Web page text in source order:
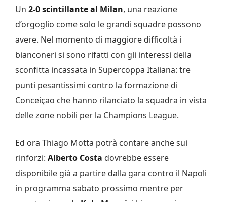
Un 2-0 scintillante al Milan, una reazione
d’orgoglio come solo le grandi squadre possono
avere. Nel momento di maggiore difficoltà i
bianconeri si sono rifatti con gli interessi della
sconfitta incassata in Supercoppa Italiana: tre
punti pesantissimi contro la formazione di
Conceiçao che hanno rilanciato la squadra in vista
delle zone nobili per la Champions League.
Ed ora Thiago Motta potrà contare anche sui
rinforzi: Alberto Costa dovrebbe essere
disponibile già a partire dalla gara contro il Napoli
in programma sabato prossimo mentre per